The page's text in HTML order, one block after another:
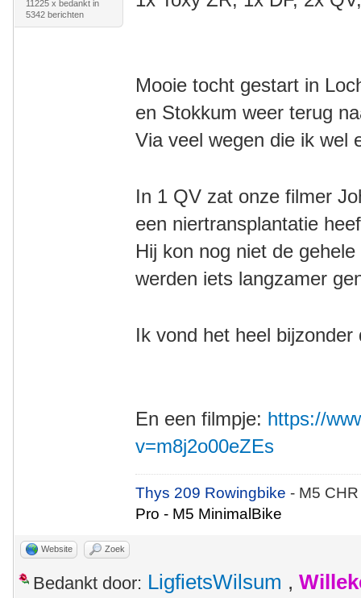
11225 x bedankt in
5342 berichten
Mooie tocht gestart in
en Stokkum weer terug
Via veel wegen die ik wel
In 1 QV zat onze filmer
een niertransplantatie
Hij kon nog niet de
werden iets langzamer
Ik vond het heel
En een filmpje: https://
v=m8j2o00eZEs
Thys 209 Rowingbike- M5
Pro - M5 MinimalBike
Website Zoek
Bedankt door: LigfietsWilsum ,